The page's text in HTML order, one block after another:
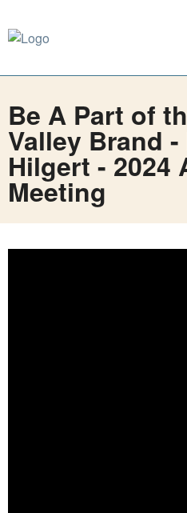
Be A Part of
Valley Brand
Hilgert - 2024
Meeting